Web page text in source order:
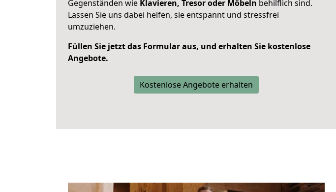
Gegenständen wie Klavieren, Tresor oder Möbeln behilflich sind.
Lassen Sie uns dabei helfen, sie entspannt und stressfrei
umzuziehen.
Füllen Sie jetzt das Formular aus, und erhalten Sie kostenlose
Angebote.
Kostenlose Angebote erhalten